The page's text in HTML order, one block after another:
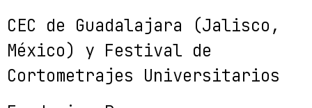
CEC de Guadalajara (Jalisco,
México) y Festival de
Cortometrajes Universitarios